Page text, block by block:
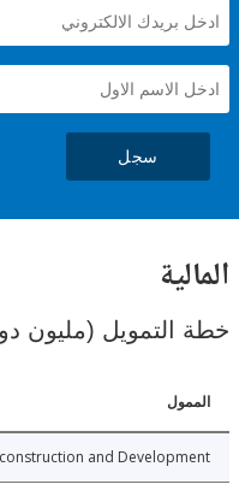
(مليون دولار)
for Reconstruction and